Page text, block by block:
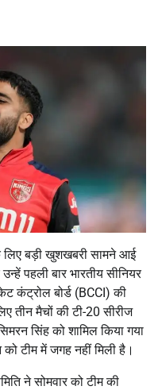
लिए बड़ी खुशखबरी सामने आई
पहली बार भारतीय सीनियर
कंट्रोल बोर्ड (BCCI) की
तीन मैचों की टी-20 सीरीज
सिंह को शामिल किया गया
टीम में जगह नहीं मिली है।
ने सोमवार को टीम की